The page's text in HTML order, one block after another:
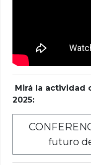
Mirá la actividad
2025:
futuro